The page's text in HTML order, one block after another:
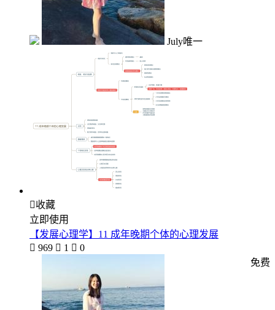
July唯一
收藏
立即使用
【发展心理学】11 成年晚期个体的心理发展
 969  1  0
免费